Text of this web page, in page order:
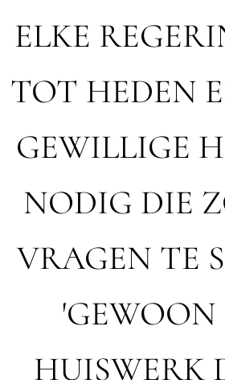
ELKE
TOT HEDEN
GEWILLIGE
NODIG DIE
VRAGEN TE
HUISWERK